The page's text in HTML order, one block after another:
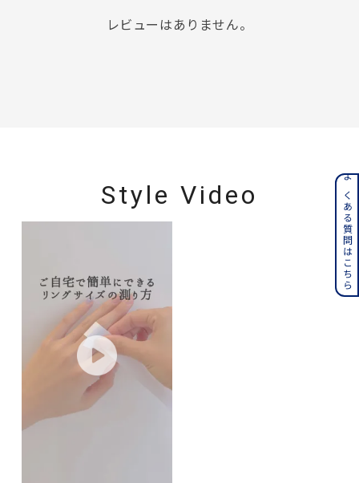
レビューはありません。
Style Video よくある質問はこちら